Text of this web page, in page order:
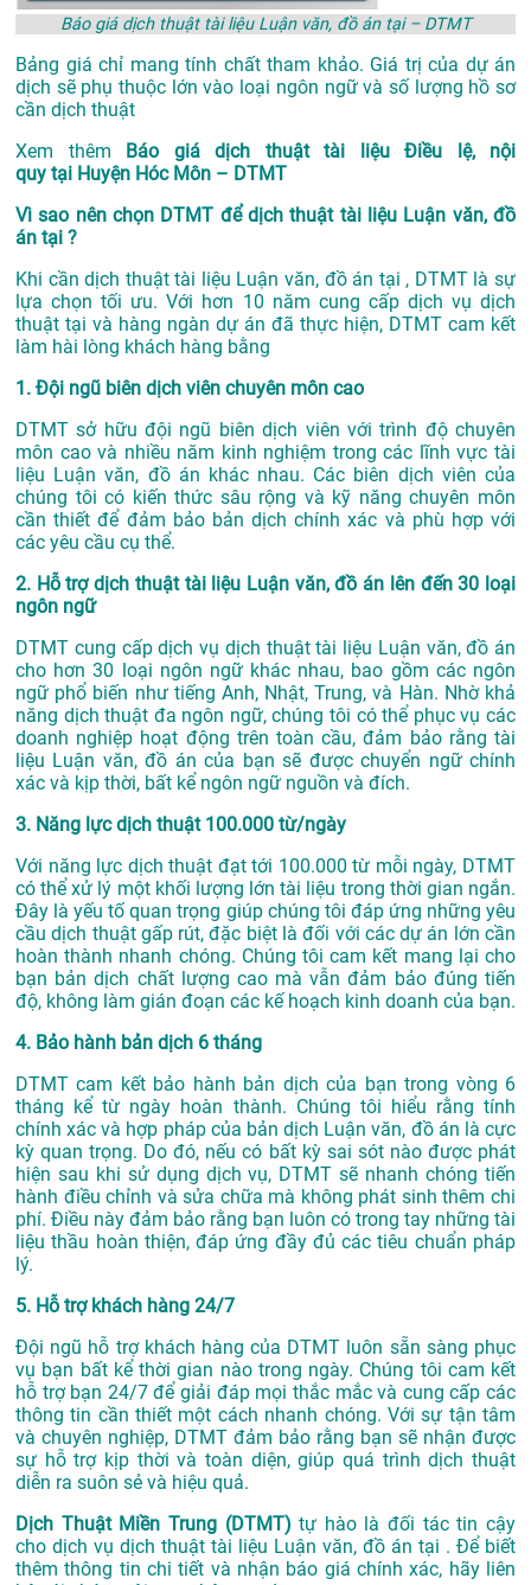
Báo giá dịch thuật tài liệu Luận văn, đồ án tại – DTMT
Bảng giá chỉ mang tính chất tham khảo. Giá trị của dự án
dịch sẽ phụ thuộc lớn vào loại ngôn ngữ và số lượng hồ sơ
cần dịch thuật
Xem thêm
Báo giá dịch thuật tài liệu Điều lệ, nội
quy tại Huyện Hóc Môn – DTMT
Vì sao nên chọn DTMT để dịch thuật tài liệu Luận văn, đồ
án tại ?
Khi cần dịch thuật tài liệu Luận văn, đồ án tại , DTMT là sự
lựa chọn tối ưu. Với hơn 10 năm cung cấp dịch vụ dịch
thuật tại và hàng ngàn dự án đã thực hiện, DTMT cam kết
làm hài lòng khách hàng bằng
1. Đội ngũ biên dịch viên chuyên môn cao
DTMT sở hữu đội ngũ biên dịch viên với trình độ chuyên
môn cao và nhiều năm kinh nghiệm trong các lĩnh vực tài
liệu Luận văn, đồ án khác nhau. Các biên dịch viên của
chúng tôi có kiến thức sâu rộng và kỹ năng chuyên môn
cần thiết để đảm bảo bản dịch chính xác và phù hợp với
các yêu cầu cụ thể.
2. Hỗ trợ dịch thuật tài liệu Luận văn, đồ án lên đến 30 loại
ngôn ngữ
DTMT cung cấp dịch vụ dịch thuật tài liệu Luận văn, đồ án
cho hơn 30 loại ngôn ngữ khác nhau, bao gồm các ngôn
ngữ phổ biến như tiếng Anh, Nhật, Trung, và Hàn. Nhờ khả
năng dịch thuật đa ngôn ngữ, chúng tôi có thể phục vụ các
doanh nghiệp hoạt động trên toàn cầu, đảm bảo rằng tài
liệu Luận văn, đồ án của bạn sẽ được chuyển ngữ chính
xác và kịp thời, bất kể ngôn ngữ nguồn và đích.
3. Năng lực dịch thuật 100.000 từ/ngày
Với năng lực dịch thuật đạt tới 100.000 từ mỗi ngày, DTMT
có thể xử lý một khối lượng lớn tài liệu trong thời gian ngắn.
Đây là yếu tố quan trọng giúp chúng tôi đáp ứng những yêu
cầu dịch thuật gấp rút, đặc biệt là đối với các dự án lớn cần
hoàn thành nhanh chóng. Chúng tôi cam kết mang lại cho
bạn bản dịch chất lượng cao mà vẫn đảm bảo đúng tiến
độ, không làm gián đoạn các kế hoạch kinh doanh của bạn.
4. Bảo hành bản dịch 6 tháng
DTMT cam kết bảo hành bản dịch của bạn trong vòng 6
tháng kể từ ngày hoàn thành. Chúng tôi hiểu rằng tính
chính xác và hợp pháp của bản dịch Luận văn, đồ án là cực
kỳ quan trọng. Do đó, nếu có bất kỳ sai sót nào được phát
hiện sau khi sử dụng dịch vụ, DTMT sẽ nhanh chóng tiến
hành điều chỉnh và sửa chữa mà không phát sinh thêm chi
phí. Điều này đảm bảo rằng bạn luôn có trong tay những tài
liệu thầu hoàn thiện, đáp ứng đầy đủ các tiêu chuẩn pháp
lý.
5. Hỗ trợ khách hàng 24/7
Đội ngũ hỗ trợ khách hàng của DTMT luôn sẵn sàng phục
vụ bạn bất kể thời gian nào trong ngày. Chúng tôi cam kết
hỗ trợ bạn 24/7 để giải đáp mọi thắc mắc và cung cấp các
thông tin cần thiết một cách nhanh chóng. Với sự tận tâm
và chuyên nghiệp, DTMT đảm bảo rằng bạn sẽ nhận được
sự hỗ trợ kịp thời và toàn diện, giúp quá trình dịch thuật
diễn ra suôn sẻ và hiệu quả.
Dịch Thuật Miền Trung (DTMT) tự hào là đối tác tin cậy
cho dịch vụ dịch thuật tài liệu Luận văn, đồ án tại . Để biết
thêm thông tin chi tiết và nhận báo giá chính xác, hãy liên